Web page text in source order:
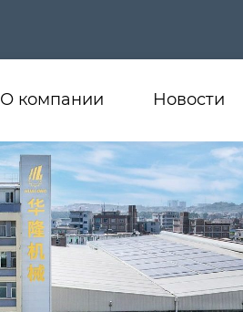
О компании Новости